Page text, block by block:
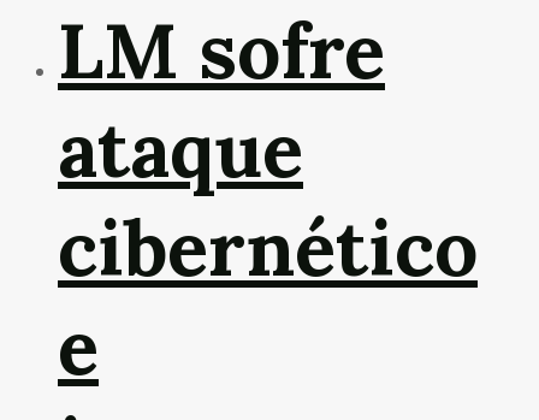
LM sofre
ataque
cibernético
e